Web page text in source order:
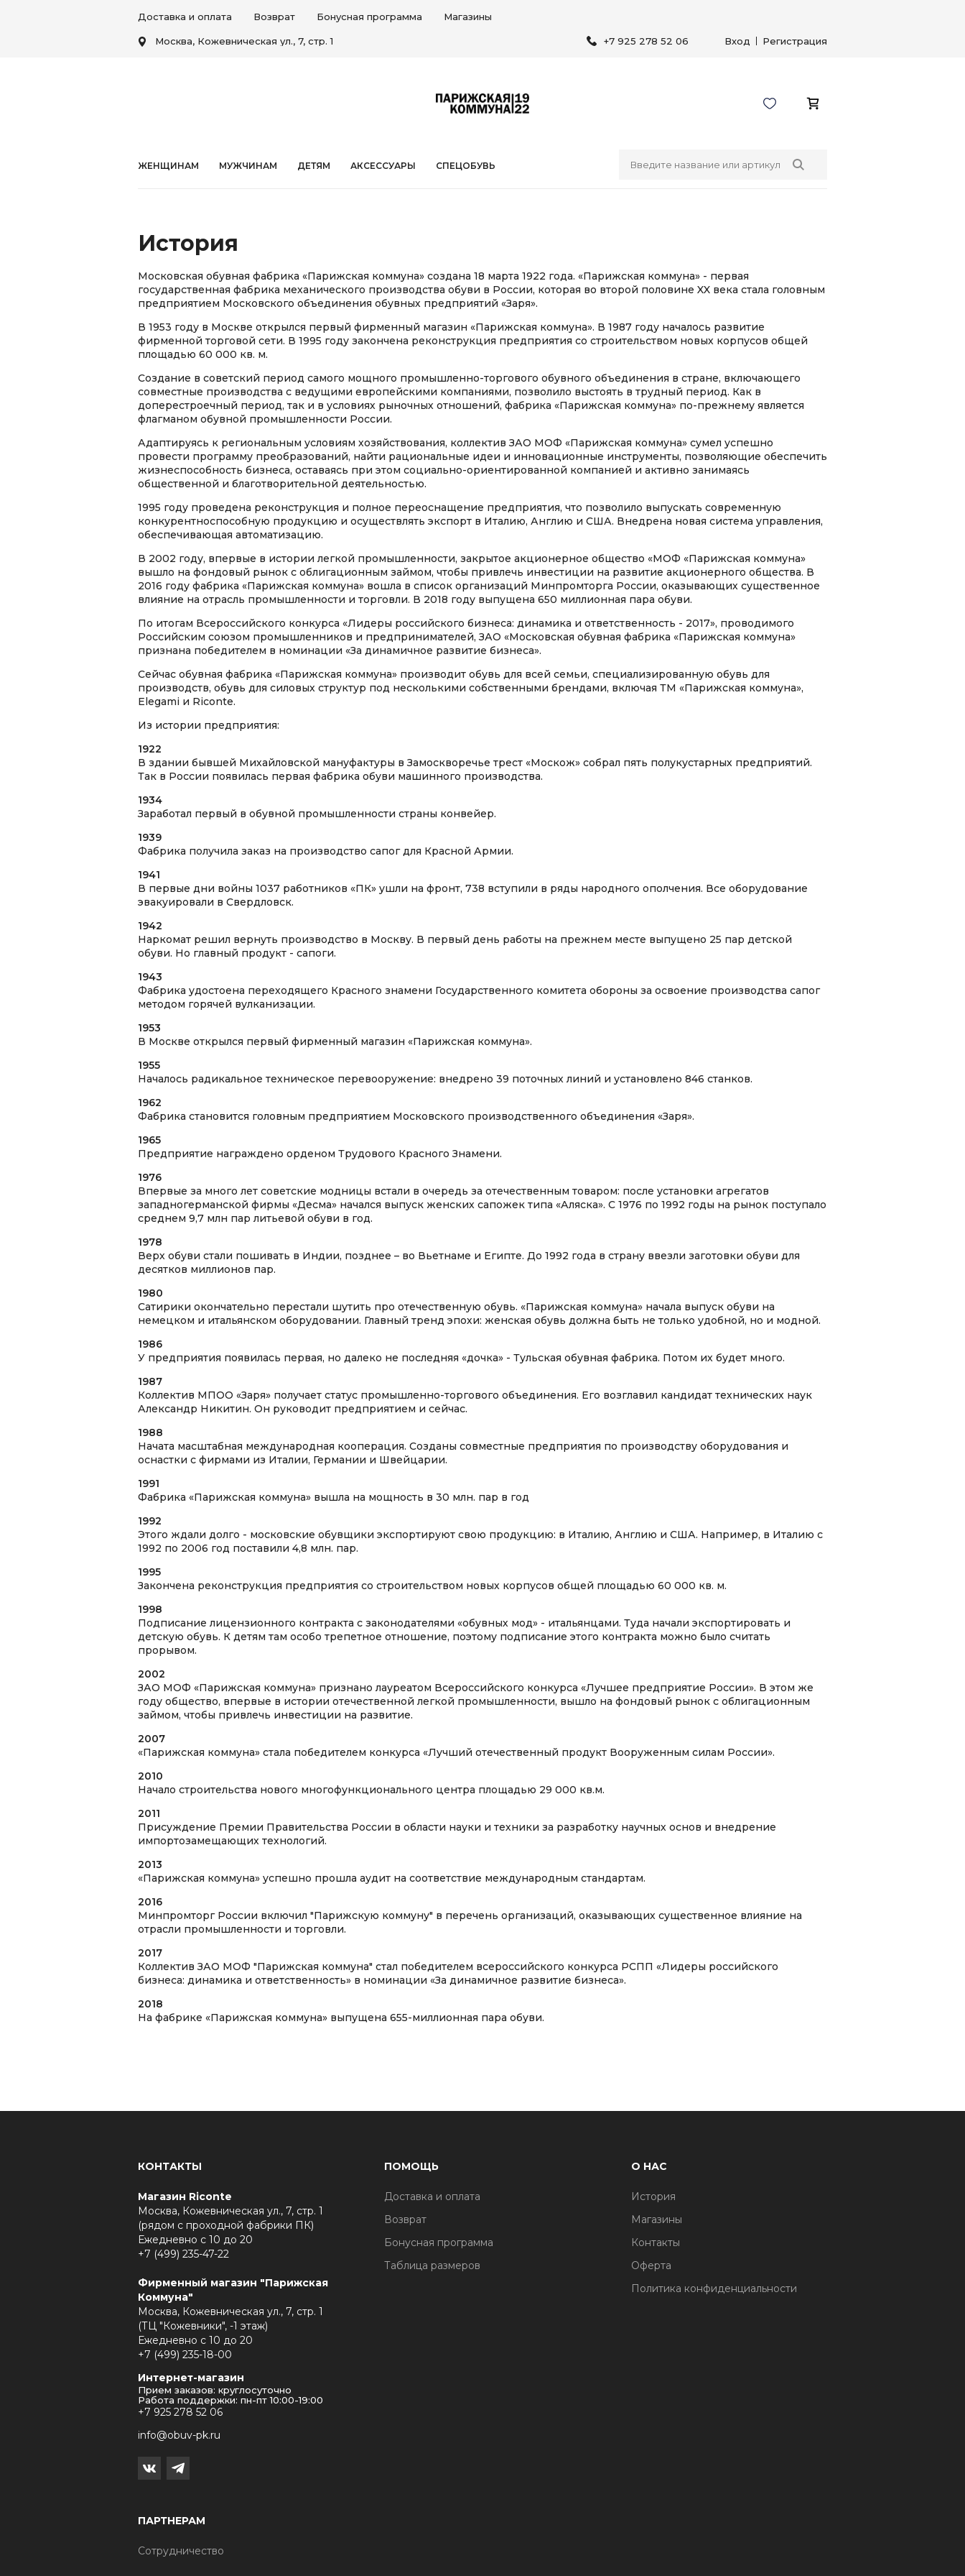
Доставка и оплата Возврат Бонусная программа Магазины
Москва, Кожевническая ул., 7, стр. 1 +7 925 278 52 06 Вход Регистрация
ЖЕНЩИНАМ МУЖЧИНАМ ДЕТЯМ АКСЕССУАРЫ СПЕЦОБУВЬ
История
Московская обувная фабрика «Парижская коммуна» создана 18 марта 1922 года. «Парижская коммуна» - первая
государственная фабрика механического производства обуви в России, которая во второй половине XX века стала головным
предприятием Московского объединения обувных предприятий «Заря».
В 1953 году в Москве открылся первый фирменный магазин «Парижская коммуна». В 1987 году началось развитие
фирменной торговой сети. В 1995 году закончена реконструкция предприятия со строительством новых корпусов общей
площадью 60 000 кв. м.
Создание в советский период самого мощного промышленно-торгового обувного объединения в стране, включающего
совместные производства с ведущими европейскими компаниями, позволило выстоять в трудный период. Как в
доперестроечный период, так и в условиях рыночных отношений, фабрика «Парижская коммуна» по-прежнему является
флагманом обувной промышленности России.
Адаптируясь к региональным условиям хозяйствования, коллектив ЗАО МОФ «Парижская коммуна» сумел успешно
провести программу преобразований, найти рациональные идеи и инновационные инструменты, позволяющие обеспечить
жизнеспособность бизнеса, оставаясь при этом социально-ориентированной компанией и активно занимаясь
общественной и благотворительной деятельностью.
1995 году проведена реконструкция и полное переоснащение предприятия, что позволило выпускать современную
конкурентноспособную продукцию и осуществлять экспорт в Италию, Англию и США. Внедрена новая система управления,
обеспечивающая автоматизацию.
В 2002 году, впервые в истории легкой промышленности, закрытое акционерное общество «МОФ «Парижская коммуна»
вышло на фондовый рынок с облигационным займом, чтобы привлечь инвестиции на развитие акционерного общества. В
2016 году фабрика «Парижская коммуна» вошла в список организаций Минпромторга России, оказывающих существенное
влияние на отрасль промышленности и торговли. В 2018 году выпущена 650 миллионная пара обуви.
По итогам Всероссийского конкурса «Лидеры российского бизнеса: динамика и ответственность - 2017», проводимого
Российским союзом промышленников и предпринимателей, ЗАО «Московская обувная фабрика «Парижская коммуна»
признана победителем в номинации «За динамичное развитие бизнеса».
Сейчас обувная фабрика «Парижская коммуна» производит обувь для всей семьи, специализированную обувь для
производств, обувь для силовых структур под несколькими собственными брендами, включая ТМ «Парижская коммуна»,
Elegami и Riconte.
Из истории предприятия:
1922
В здании бывшей Михайловской мануфактуры в Замоскворечье трест «Москож» собрал пять полукустарных предприятий.
Так в России появилась первая фабрика обуви машинного производства.
1934
Заработал первый в обувной промышленности страны конвейер.
1939
Фабрика получила заказ на производство сапог для Красной Армии.
1941
В первые дни войны 1037 работников «ПК» ушли на фронт, 738 вступили в ряды народного ополчения. Все оборудование
эвакуировали в Свердловск.
1942
Наркомат решил вернуть производство в Москву. В первый день работы на прежнем месте выпущено 25 пар детской
обуви. Но главный продукт - сапоги.
1943
Фабрика удостоена переходящего Красного знамени Государственного комитета обороны за освоение производства сапог
методом горячей вулканизации.
1953
В Москве открылся первый фирменный магазин «Парижская коммуна».
1955
Началось радикальное техническое перевооружение: внедрено 39 поточных линий и установлено 846 станков.
1962
Фабрика становится головным предприятием Московского производственного объединения «Заря».
1965
Предприятие награждено орденом Трудового Красного Знамени.
1976
Впервые за много лет советские модницы встали в очередь за отечественным товаром: после установки агрегатов
западногерманской фирмы «Десма» начался выпуск женских сапожек типа «Аляска». С 1976 по 1992 годы на рынок поступало
среднем 9,7 млн пар литьевой обуви в год.
1978
Верх обуви стали пошивать в Индии, позднее – во Вьетнаме и Египте. До 1992 года в страну ввезли заготовки обуви для
десятков миллионов пар.
1980
Сатирики окончательно перестали шутить про отечественную обувь. «Парижская коммуна» начала выпуск обуви на
немецком и итальянском оборудовании. Главный тренд эпохи: женская обувь должна быть не только удобной, но и модной.
1986
У предприятия появилась первая, но далеко не последняя «дочка» - Тульская обувная фабрика. Потом их будет много.
1987
Коллектив МПОО «Заря» получает статус промышленно-торгового объединения. Его возглавил кандидат технических наук
Александр Никитин. Он руководит предприятием и сейчас.
1988
Начата масштабная международная кооперация. Созданы совместные предприятия по производству оборудования и
оснастки с фирмами из Италии, Германии и Швейцарии.
1991
Фабрика «Парижская коммуна» вышла на мощность в 30 млн. пар в год
1992
Этого ждали долго - московские обувщики экспортируют свою продукцию: в Италию, Англию и США. Например, в Италию с
1992 по 2006 год поставили 4,8 млн. пар.
1995
Закончена реконструкция предприятия со строительством новых корпусов общей площадью 60 000 кв. м.
1998
Подписание лицензионного контракта с законодателями «обувных мод» - итальянцами. Туда начали экспортировать и
детскую обувь. К детям там особо трепетное отношение, поэтому подписание этого контракта можно было считать
прорывом.
2002
ЗАО МОФ «Парижская коммуна» признано лауреатом Всероссийского конкурса «Лучшее предприятие России». В этом же
году общество, впервые в истории отечественной легкой промышленности, вышло на фондовый рынок с облигационным
займом, чтобы привлечь инвестиции на развитие.
2007
«Парижская коммуна» стала победителем конкурса «Лучший отечественный продукт Вооруженным силам России».
2010
Начало строительства нового многофункционального центра площадью 29 000 кв.м.
2011
Присуждение Премии Правительства России в области науки и техники за разработку научных основ и внедрение
импортозамещающих технологий.
2013
«Парижская коммуна» успешно прошла аудит на соответствие международным стандартам.
2016
Минпромторг России включил "Парижскую коммуну" в перечень организаций, оказывающих существенное влияние на
отрасли промышленности и торговли.
2017
Коллектив ЗАО МОФ "Парижская коммуна" стал победителем всероссийского конкурса РСПП «Лидеры российского
бизнеса: динамика и ответственность» в номинации «За динамичное развитие бизнеса».
2018
На фабрике «Парижская коммуна» выпущена 655-миллионная пара обуви.
КОНТАКТЫ
Магазин Riconte
Москва, Кожевническая ул., 7, стр. 1
(рядом с проходной фабрики ПК)
Ежедневно с 10 до 20
+7 (499) 235-47-22
Фирменный магазин "Парижская
Коммуна"
Москва, Кожевническая ул., 7, стр. 1
(ТЦ "Кожевники", -1 этаж)
Ежедневно с 10 до 20
+7 (499) 235-18-00
Интернет-магазин
Прием заказов: круглосуточно
Работа поддержки: пн-пт 10:00-19:00
+7 925 278 52 06
info@obuv-pk.ru
ПОМОЩЬ
Доставка и оплата
Возврат
Бонусная программа
Таблица размеров
О НАС
История
Магазины
Контакты
Оферта
Политика конфиденциальности
ПАРТНЕРАМ
Сотрудничество